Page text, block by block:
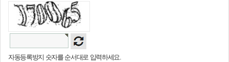
자동등록방지 숫자를 순서대로 입력하세요.